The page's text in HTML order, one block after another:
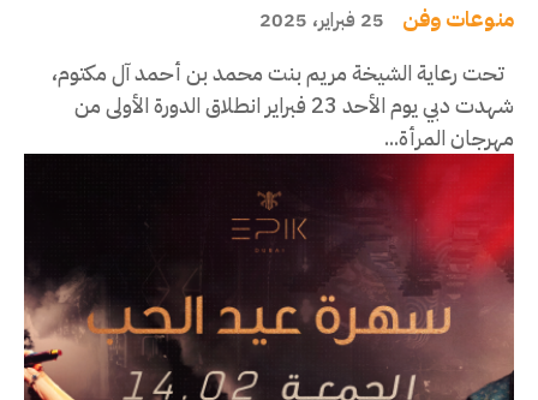
منوعات وفن 25 فبراير، 2025
تحت رعاية الشيخة مريم بنت محمد بن أحمد آل مكتوم،
شهدت دبي يوم الأحد 23 فبراير انطلاق الدورة الأولى من
مهرجان المرأة...